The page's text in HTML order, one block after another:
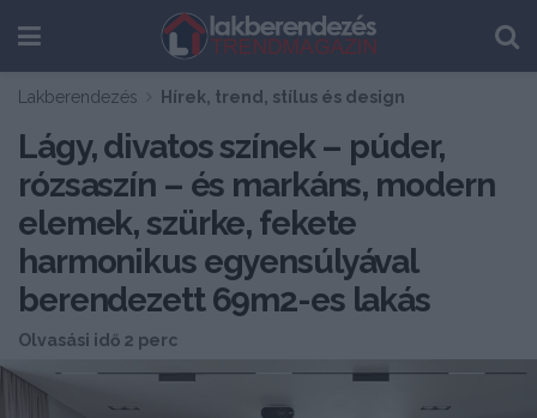
Lakberendezés Hírek, trend, stílus és design
Lágy, divatos színek – púder,
rózsaszín – és markáns, modern
elemek, szürke, fekete
harmonikus egyensúlyával
berendezett 69m2-es lakás
Olvasási idő 2 perc